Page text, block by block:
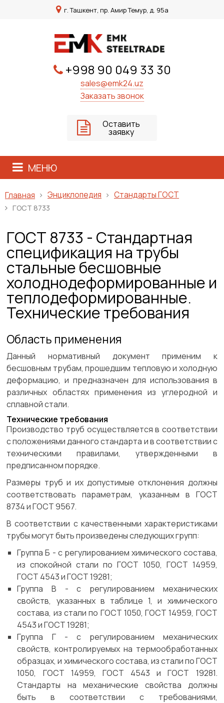
г. Ташкент, пр. Амир Темур, д. 95а
+998 90 049 33 30
sales@emk24.uz
Заказать звонок
Оставить
заявку
МЕНЮ
Главная Энциклопедия Стандарты ГОСТ
ГОСТ 8733
ГОСТ 8733 - Стандартная
спецификация на трубы
стальные бесшовные
холоднодеформированные и
теплодеформированные.
Технические требования
Область применения
Данный нормативный документ применим к
бесшовным трубам, прошедшим тепловую и холодную
деформацию, и предназначен для использования в
различных областях применения из углеродной и
сплавной стали.
Технические требования
Производство труб осуществляется в соответствии
с положениями данного стандарта и в соответствии с
техническими правилами, утвержденными в
предписанном порядке.
Размеры труб и их допустимые отклонения должны
соответствовать параметрам, указанным в ГОСТ
8734 и ГОСТ 9567.
В соответствии с качественными характеристиками
трубы могут быть произведены следующих групп:
Группа Б - с регулированием химического состава,
из спокойной стали по ГОСТ 1050, ГОСТ 14959,
ГОСТ 4543 и ГОСТ 19281;
Группа В - с регулированием механических
свойств, указанных в таблице 1, и химического
состава, из стали по ГОСТ 1050, ГОСТ 14959, ГОСТ
4543 и ГОСТ 19281;
Группа Г - с регулированием механических
свойств, контролируемых на термообработанных
образцах, и химического состава, из стали по ГОСТ
1050, ГОСТ 14959, ГОСТ 4543 и ГОСТ 19281.
Стандарты на механические свойства должны
быть в соответствии с требованиями,